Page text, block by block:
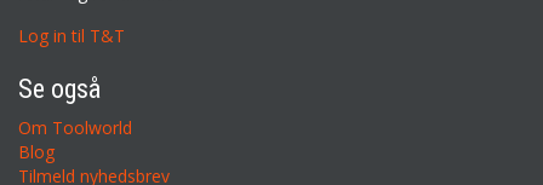
Log in til T&T
Se også
Om Toolworld
Blog
Tilmeld nyhedsbrev